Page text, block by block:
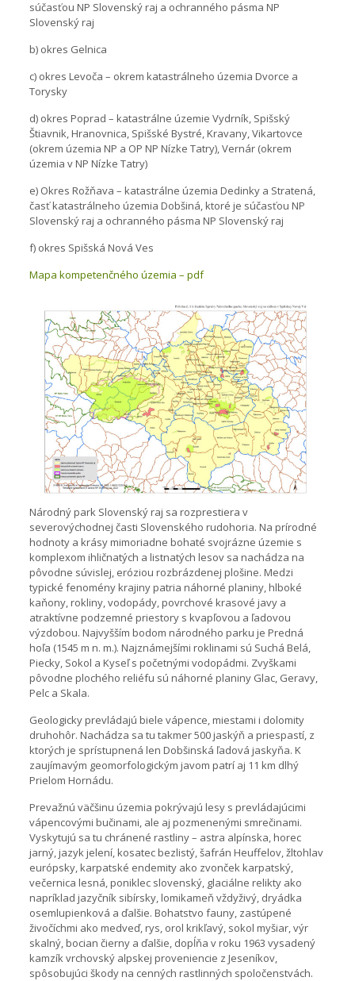
súčasťou NP Slovenský raj a ochranného pásma NP
Slovenský raj
b) okres Gelnica
c) okres Levoča – okrem katastrálneho územia Dvorce a
Torysky
d) okres Poprad – katastrálne územie Vydrník, Spišský
Štiavnik, Hranovnica, Spišské Bystré, Kravany, Vikartovce
(okrem územia NP a OP NP Nízke Tatry), Vernár (okrem
územia v NP Nízke Tatry)
e) Okres Rožňava – katastrálne územia Dedinky a Stratená,
časť katastrálneho územia Dobšiná, ktoré je súčasťou NP
Slovenský raj a ochranného pásma NP Slovenský raj
f) okres Spišská Nová Ves
Mapa kompetenčného územia – pdf
Národný park Slovenský raj sa rozprestiera v
severovýchodnej časti Slovenského rudohoria. Na prírodné
hodnoty a krásy mimoriadne bohaté svojrázne územie s
komplexom ihličnatých a listnatých lesov sa nachádza na
pôvodne súvislej, eróziou rozbrázdenej plošine. Medzi
typické fenomény krajiny patria náhorné planiny, hlboké
kaňony, rokliny, vodopády, povrchové krasové javy a
atraktívne podzemné priestory s kvapľovou a ľadovou
výzdobou. Najvyšším bodom národného parku je Predná
hoľa (1545 m n. m.). Najznámejšími roklinami sú Suchá Belá,
Piecky, Sokol a Kyseľ s početnými vodopádmi. Zvyškami
pôvodne plochého reliéfu sú náhorné planiny Glac, Geravy,
Pelc a Skala.
Geologicky prevládajú biele vápence, miestami i dolomity
druhohôr. Nachádza sa tu takmer 500 jaskýň a priespastí, z
ktorých je sprístupnená len Dobšinská ľadová jaskyňa. K
zaujímavým geomorfologickým javom patrí aj 11 km dlhý
Prielom Hornádu.
Prevažnú väčšinu územia pokrývajú lesy s prevládajúcimi
vápencovými bučinami, ale aj pozmenenými smrečinami.
Vyskytujú sa tu chránené rastliny – astra alpínska, horec
jarný, jazyk jelení, kosatec bezlistý, šafrán Heuffelov, žltohlav
európsky, karpatské endemity ako zvonček karpatský,
večernica lesná, poniklec slovenský, glaciálne relikty ako
napríklad jazyčník sibírsky, lomikameň vždyživý, dryádka
osemlupienková a ďalšie. Bohatstvo fauny, zastúpené
živočíchmi ako medveď, rys, orol krikľavý, sokol myšiar, výr
skalný, bocian čierny a ďalšie, dopĺňa v roku 1963 vysadený
kamzík vrchovský alpskej proveniencie z Jeseníkov,
spôsobujúci škody na cenných rastlinných spoločenstvách.